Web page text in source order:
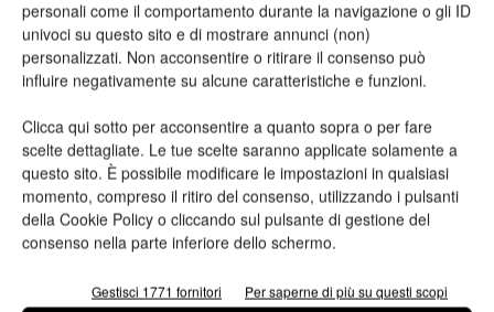
personali come il comportamento durante la navigazione o gli ID
univoci su questo sito e di mostrare annunci (non)
personalizzati. Non acconsentire o ritirare il consenso può
influire negativamente su alcune caratteristiche e funzioni.
Clicca qui sotto per acconsentire a quanto sopra o per fare
scelte dettagliate. Le tue scelte saranno applicate solamente a
questo sito. È possibile modificare le impostazioni in qualsiasi
momento, compreso il ritiro del consenso, utilizzando i pulsanti
della Cookie Policy o cliccando sul pulsante di gestione del
consenso nella parte inferiore dello schermo.
Gestisci 1771 fornitori Per saperne di più su questi scopi
Brianza, Lissone e Rho, sottolineando l’alto livello qualitativo
della formazione grafica italiana.
Durante la cerimonia, arricchita dai ricordi della famiglia Dradi,
è emerso con forza l’impegno di ACSG — che nel 2026
celebra 81 anni di storia — nel creare un ponte tra scuola e
mondo del lavoro.
“Il nostro obiettivo è promuovere la crescita culturale e